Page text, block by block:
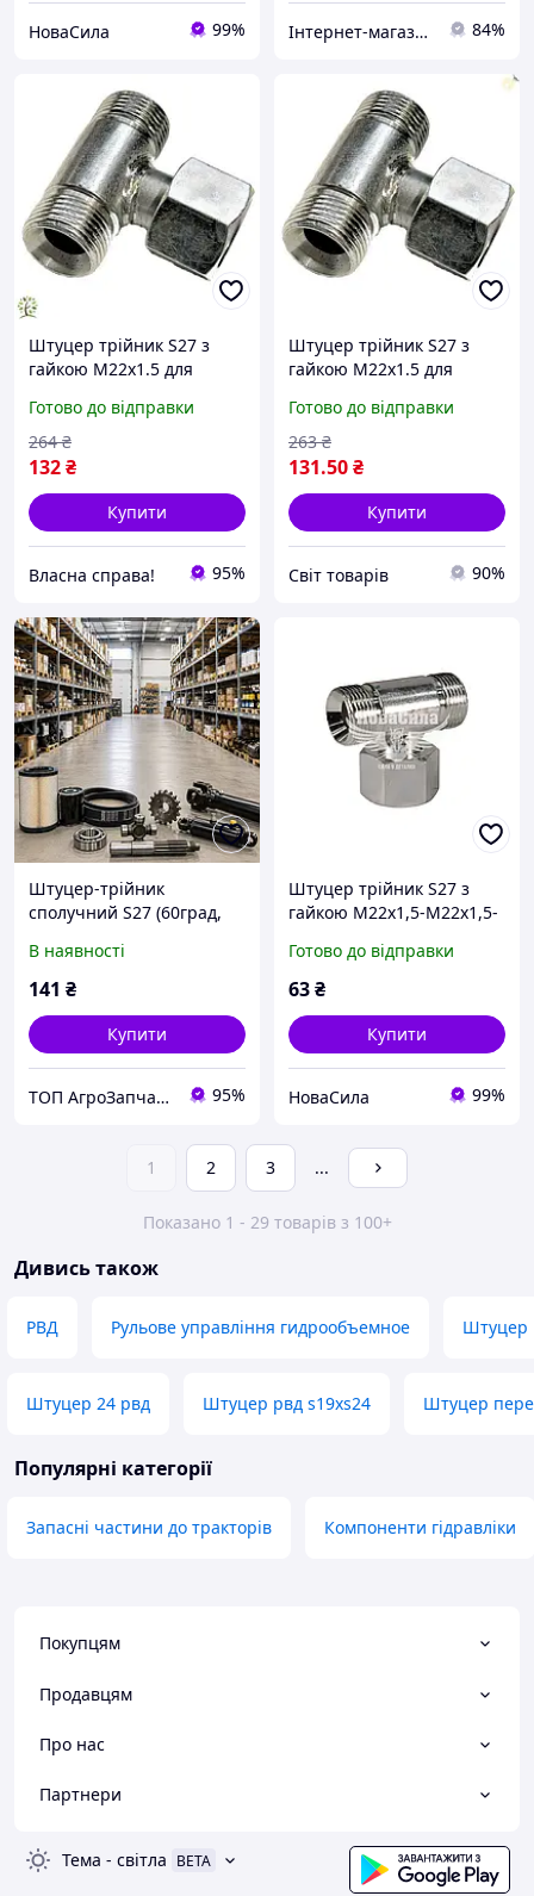
НоваСила 99% Інтернет-магазин Форсаж TIR запчастин, ФОРСАЖ TIR SERVICE&SHOP 84%
Штуцер трійник S27 з
гайкою М22х1.5 для
сільськогосподарської
техніки та вантажних
автомобілів
Готово до відправки
132₴
264 ₴
Купити
Власна справа! 95%
Штуцер трійник S27 з
гайкою М22х1.5 для
надійне з'єднання для
техніки
Готово до відправки
131.50₴
263 ₴
Купити
Cвіт товарів 90%
Штуцер-трійник
сполучний S27 (60град,
штуцер-штуцер) ТМ
S27/27/27
В наявності
141 ₴
Купити
ТОП АгроЗапчастина 95%
Штуцер трійник S27 з
гайкою М22х1,5-М22х1,5-
Готово до відправки
63₴
Купити
НоваСила 99%
1 2 3 ...
Показано 1 - 29 товарів з 100+
Дивись також
РВД Рульове управління гидрообъемное Штуцер
Штуцер 24 рвд Штуцер рвд s19хs24 Штуцер
Популярні категорії
Запасні частини до тракторів Компоненти гідравліки
Покупцям
Продавцям
Про нас
Партнери
Тема - світла BETA